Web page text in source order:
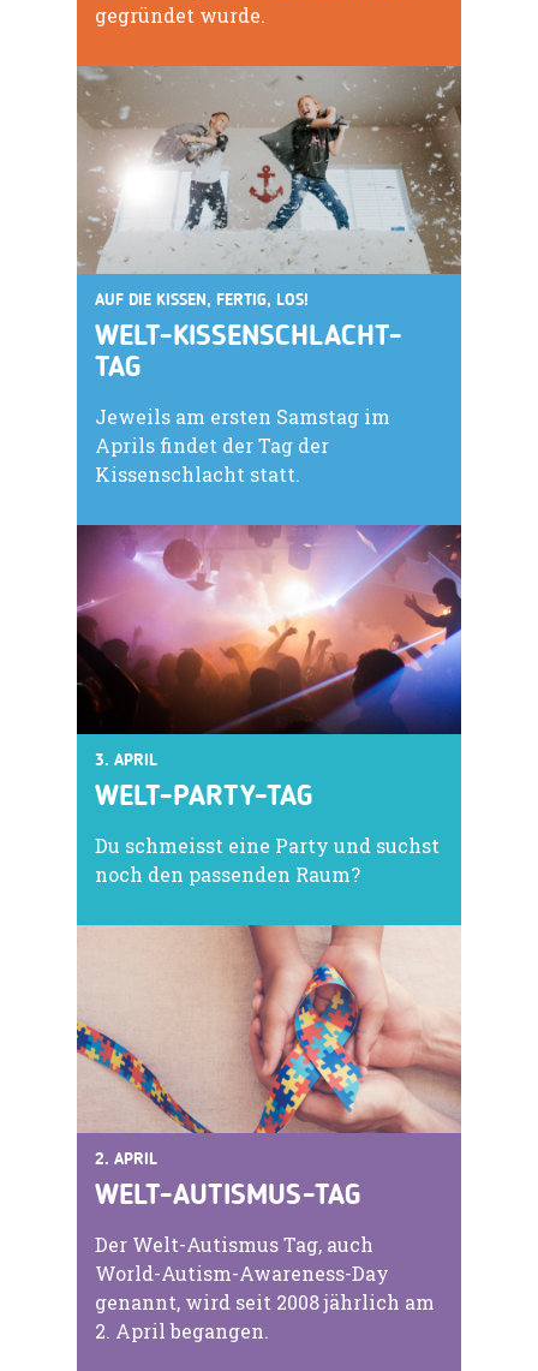
gegründet wurde.
AUF DIE KISSEN, FERTIG, LOS!
WELT-KISSENSCHLACHT-
TAG
Jeweils am ersten Samstag im
Aprils findet der Tag der
Kissenschlacht statt.
3. APRIL
WELT-PARTY-TAG
Du schmeisst eine Party und suchst
noch den passenden Raum?
2. APRIL
WELT-AUTISMUS-TAG
Der Welt-Autismus Tag, auch
World-Autism-Awareness-Day
genannt, wird seit 2008 jährlich am
2. April begangen.